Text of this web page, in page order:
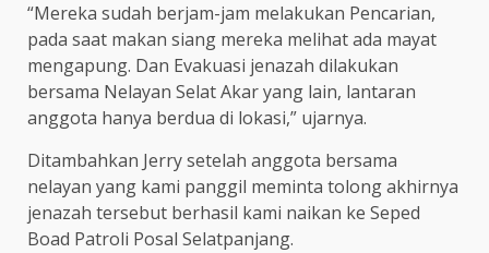
“Mereka sudah berjam-jam melakukan Pencarian,
pada saat makan siang mereka melihat ada mayat
mengapung. Dan Evakuasi jenazah dilakukan
bersama Nelayan Selat Akar yang lain, lantaran
anggota hanya berdua di lokasi,” ujarnya.
Ditambahkan Jerry setelah anggota bersama
nelayan yang kami panggil meminta tolong akhirnya
jenazah tersebut berhasil kami naikan ke Seped
Boad Patroli Posal Selatpanjang.